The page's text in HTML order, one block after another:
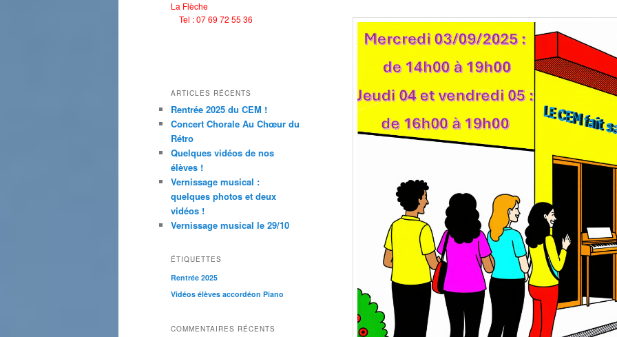
La Flèche
Tel : 07 69 72 55 36
ARTICLES RÉCENTS
Rentrée 2025 du CEM !
Concert Chorale Au Chœur du
Rétro
Quelques vidéos de nos
élèves !
Vernissage musical :
quelques photos et deux
vidéos !
Vernissage musical le 29/10
ÉTIQUETTES
Rentrée 2025
Vidéos élèves accordéon Piano
COMMENTAIRES RÉCENTS